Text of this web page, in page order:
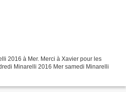
2016 à Mer. Merci à Xavier pour les
Minarelli 2016 Mer samedi Minarelli